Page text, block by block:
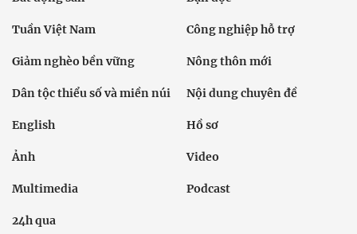
Tuần Việt Nam Công nghiệp hỗ trợ
Giảm nghèo bền vững Nông thôn mới
Dân tộc thiểu số và miền núi Nội dung chuyên đề
English Hồ sơ
Ảnh Video
Multimedia Podcast
24h qua